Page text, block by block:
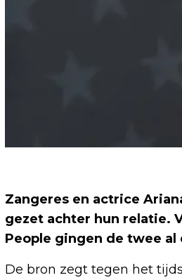
Zangeres en actrice
gezet achter hun relatie.
People gingen de twee
De bron zegt tegen het